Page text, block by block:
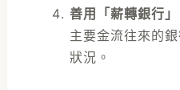
善用「薪轉銀行」
主要金流往來的
狀況。